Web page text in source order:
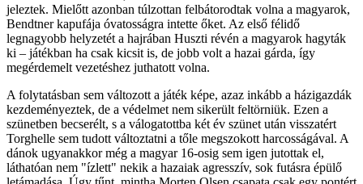
jeleztek. Mielőtt azonban túlzottan felbátorodtak volna a magyarok,
Bendtner kapufája óvatosságra intette őket. Az első félidő
legnagyobb helyzetét a hajrában Huszti révén a magyarok hagyták
ki – játékban ha csak kicsit is, de jobb volt a hazai gárda, így
megérdemelt vezetéshez juthatott volna.
A folytatásban sem változott a játék képe, azaz inkább a házigazdák
kezdeményeztek, de a védelmet nem sikerült feltörniük. Ezen a
szünetben becserélt, s a válogatottba két év szünet után visszatért
Torghelle sem tudott változtatni a tőle megszokott harcosságával. A
dánok ugyanakkor még a magyar 16-osig sem igen jutottak el,
láthatóan nem "ízlett" nekik a hazaiak agresszív, sok futásra épülő